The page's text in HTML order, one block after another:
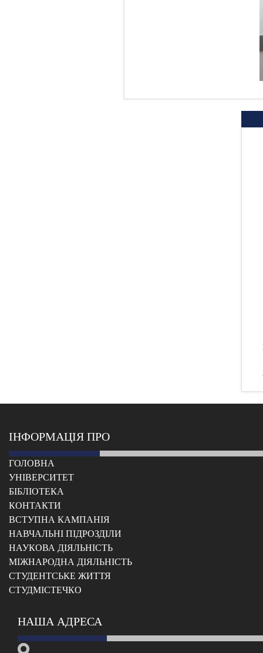
ІНФОРМАЦІЯ ПРО
ГОЛОВНА
УНІВЕРСИТЕТ
БІБЛІОТЕКА
КОНТАКТИ
ВСТУПНА КАМПАНІЯ
НАВЧАЛЬНІ ПІДРОЗДІЛИ
НАУКОВА ДІЯЛЬНІСТЬ
МІЖНАРОДНА ДІЯЛЬНІСТЬ
CТУДЕНТСЬКЕ ЖИТТЯ
CТУДМІСТЕЧКО
НАША АДРЕСА